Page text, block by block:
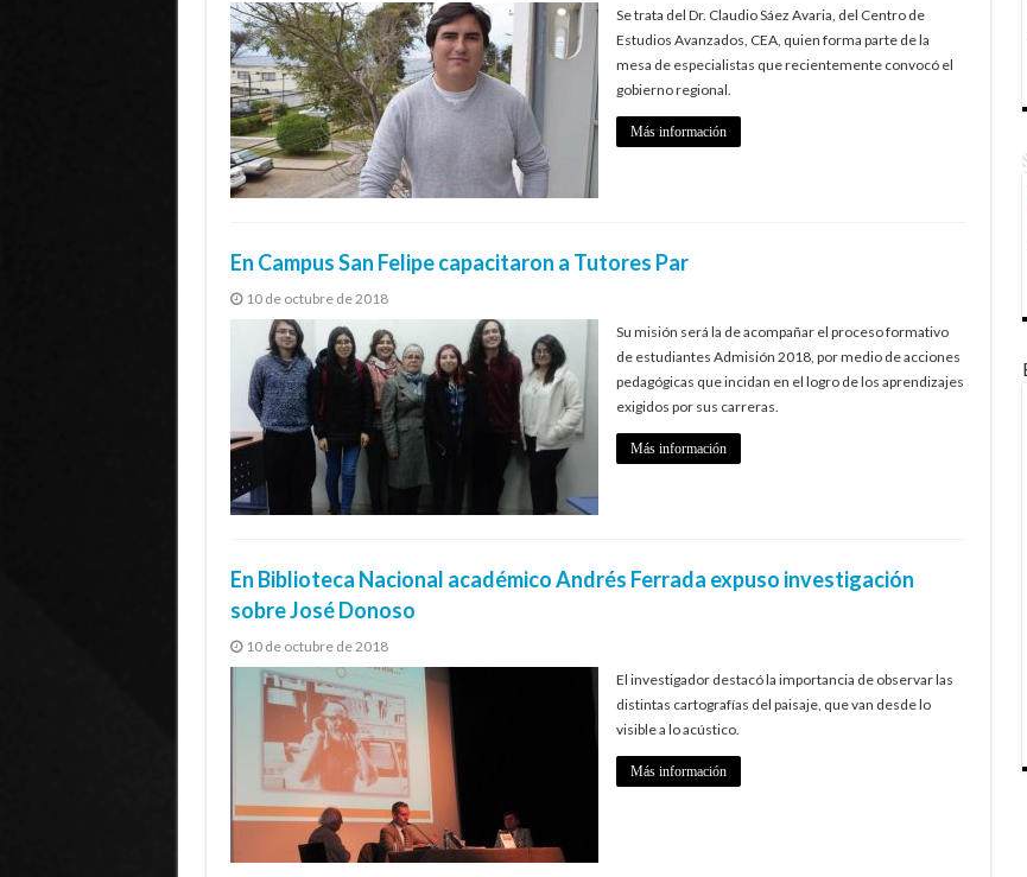
Se trata del Dr. Claudio Sáez Avaria, del Centro de
Estudios Avanzados, CEA, quien forma parte de la
mesa de especialistas que recientemente convocó el
gobierno regional.
Más información
En Campus San Felipe capacitaron a Tutores Par
10 de octubre de 2018
Su misión será la de acompañar el proceso formativo
de estudiantes Admisión 2018, por medio de acciones
pedagógicas que incidan en el logro de los aprendizajes
exigidos por sus carreras.
Más información
En Biblioteca Nacional académico Andrés Ferrada expuso investigación
sobre José Donoso
10 de octubre de 2018
El investigador destacó la importancia de observar las
distintas cartografías del paisaje, que van desde lo
visible a lo acústico.
Más información